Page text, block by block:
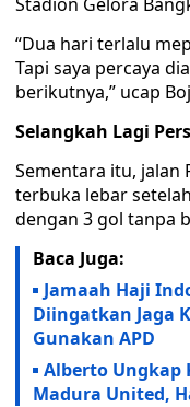
“Dua hari terlalu
Tapi saya percaya
berikutnya,” ucap
Selangkah Lagi
Sementara itu, jalan
terbuka lebar
dengan 3 gol tanpa
Baca Juga:
Jamaah Haji
Diingatkan Jaga
Gunakan APD
Alberto Ungkap
Madura United,